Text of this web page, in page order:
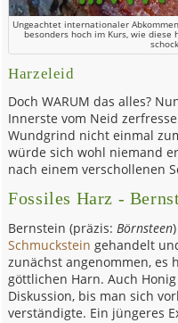
Ungeachtet internationaler
besonders hoch im Kurs, wie diese
Harzeleid
Doch WARUM das alles?
Innerste vom Neid
Wundgrind nicht einmal
würde sich wohl niemand
nach einem verschollenen
Fossiles Harz -
Bernstein (präzis: Börnsteen
Schmuckstein gehandelt
zunächst angenommen, es
göttlichen Harn. Auch
Diskussion, bis man sich
verständigte. Ein jüngeres